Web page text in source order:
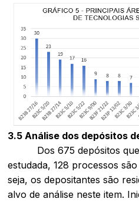
3.5 Análise dos depósitos
Dos 675 depósitos que
estudada, 128 processos
seja, os depositantes são
alvo de análise neste item.